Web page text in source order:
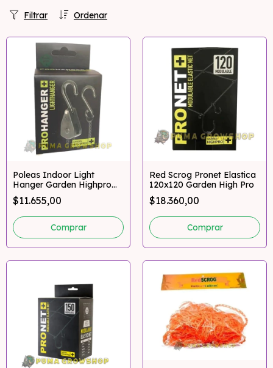
Ordenar
Filtrar
Poleas Indoor Light
Hanger Garden Highpro
5kg
$11.655,00
Red Scrog Pronet Elastica
120x120 Garden High Pro
$18.360,00